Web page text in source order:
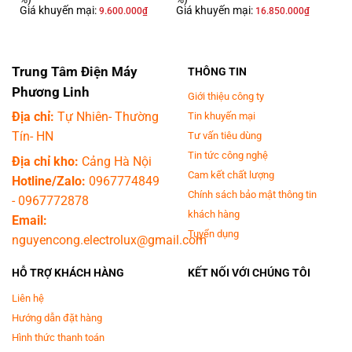
- Khối lượng giặt tối đa16 kg, lựa chọn lý tưởng cho những hộ gia đình có
lồng giặt, đồ tinh xảo. Tùy theo từng nhu cầu mà bạn lựa chọn chương
trình giặt phù hợp như chương trình giặt nhanh giúp rút ngắn thời gian
giặt mà vẫn đảm bảo quần áo sạch sẽ, không còn vết bẩn.
*Hình ảnh chỉ mang tính chất minh họa
Công nghệ giặt đặc biệt
Giá khuyến mại: 9.600.000₫
Giá khuyến mại: 16.850.000₫
Trung Tâm Điện Máy
Phương Linh
Địa chỉ: Tự Nhiên- Thường
Tín- HN
Địa chỉ kho: Cảng Hà Nội
Hotline/Zalo: 0967774849
-0967772878
Email:
nguyencong.electrolux@gmail.com
THÔNG TIN
Giới thiệu công ty
Tin khuyến mại
Tư vấn tiêu dùng
Tin tức công nghệ
Cam kết chất lượng
Chính sách bảo mật thông tin
khách hàng
Tuyển dụng
HỖ TRỢ KHÁCH HÀNG
Liên hệ
Hướng dẫn đặt hàng
Hình thức thanh toán
KẾT NỐI VỚI CHÚNG TÔI